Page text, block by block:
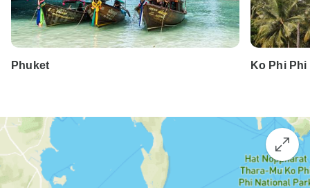
Phuket Ko Phi Phi